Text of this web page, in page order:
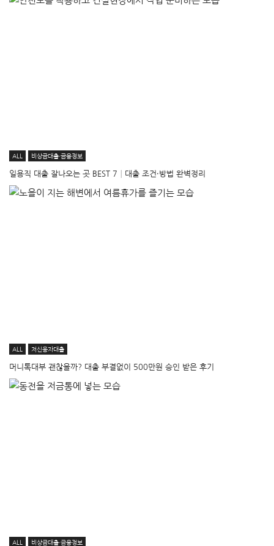
ALL 비상금대출·금융정보
일용직 대출 잘나오는 곳 BEST 7│대출 조건·방법 완벽정리
ALL 저신용자대출
머니톡대부 괜찮을까? 대출 부결없이 500만원 승인 받은 후기
ALL 비상금대출·금융정보